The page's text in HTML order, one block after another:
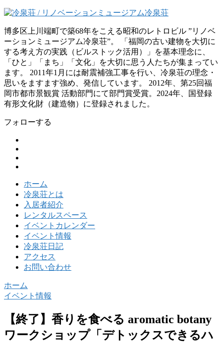
博多区上川端町で築68年をこえる昭和のレトロビル ”リノベ
ーションミュージアム冷泉荘”。 「福岡の古い建物を大切に
する考え方の実践（ビルストック活用）」を基本理念に、
「ひと」「まち」「文化」を大切に思う人たちが集まってい
ます。 2011年1月には耐震補強工事を行い、冷泉荘の理念・
思いをますます強め、発信しています。 2012年、第25回福
岡市都市景観賞 活動部門にて部門賞受賞。2024年、国登録
有形文化財（建造物）に登録されました。
フォローする
ホーム
冷泉荘とは
入居者紹介
レンタルスペース
イベントカレンダー
イベント情報
冷泉荘日記
アクセス
お問い合わせ
ホーム
イベント情報
【終了】香りを食べる aromatic botany
ワークショップ「デトックスできるハ